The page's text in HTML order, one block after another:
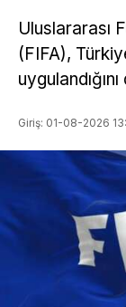
Uluslararası
(FIFA),
Giriş: 01-08-2026